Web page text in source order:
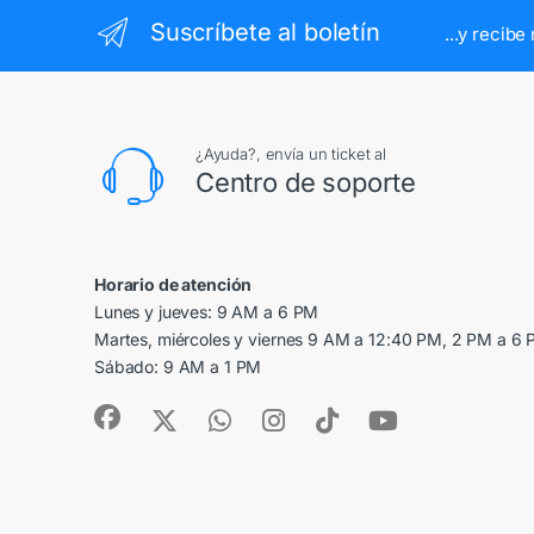
Suscríbete al boletín ...y
¿Ayuda?, envía un ticket al
Centro de soporte
Horario de atención
Lunes y jueves: 9 AM a 6 PM
Martes, miércoles y viernes 9 AM a 12:40 PM, 2 PM a 6
Sábado: 9 AM a 1 PM